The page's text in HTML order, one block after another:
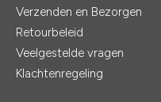
Verzenden en Bezorgen
Retourbeleid
Veelgestelde vragen
Klachtenregeling